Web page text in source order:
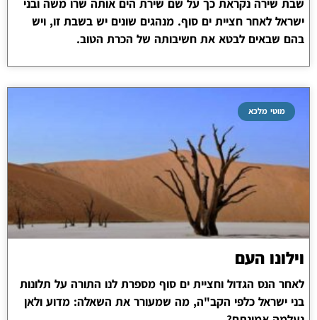
שבת שירה נקראת כך על שם שירת הים אותה שרו משה ובני
ישראל לאחר חציית ים סוף. מנהגים שונים יש בשבת זו, ויש
בהם שבאים לבטא את חשיבותה של הכרת הטוב.
מוטי מלכא
וילונו העם
לאחר הנס הגדול וחציית ים סוף מספרת לנו התורה על תלונות
בני ישראל כלפי הקב"ה, מה שמעורר את השאלה: מדוע ולאן